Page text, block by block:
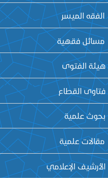
الفقه الميسر
مسائل فقهية
هيئة الفتوى
فتاوى القطاع
بحوث علمية
مقالات علمية
الأرشيف الإعلامي